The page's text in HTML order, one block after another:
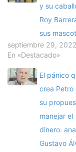
y su
Roy
sus
septiembre 29, 2022
En «Destacado»
El pánico
crea Petro
su
manejar el
dinero:
Gustavo